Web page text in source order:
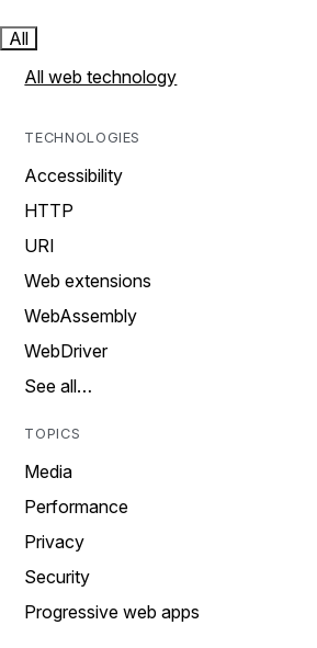
All
All web technology
TECHNOLOGIES
Accessibility
HTTP
URI
Web extensions
WebAssembly
WebDriver
See all…
TOPICS
Media
Performance
Privacy
Security
Progressive web apps